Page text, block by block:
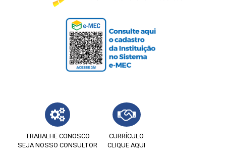
TRABALHE CONOSCO
SEJA NOSSO CONSULTOR
CURRÍCULO
CLIQUE AQUI